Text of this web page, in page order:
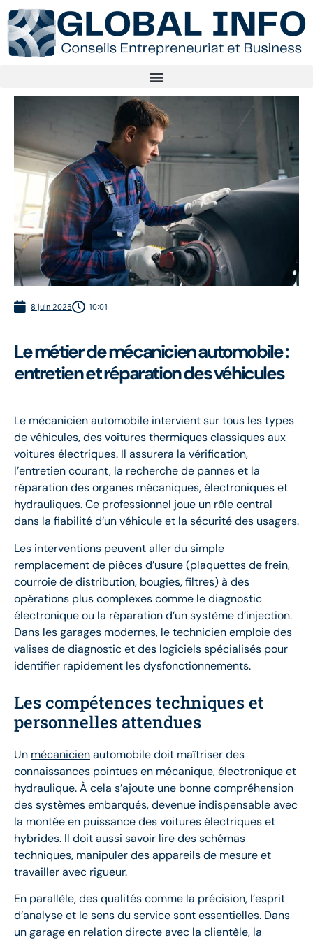
8 juin 2025 10:01
Le métier de mécanicien automobile :
entretien et réparation des véhicules
Le mécanicien automobile intervient sur tous les types
de véhicules, des voitures thermiques classiques aux
voitures électriques. Il assurera la vérification,
l’entretien courant, la recherche de pannes et la
réparation des organes mécaniques, électroniques et
hydrauliques. Ce professionnel joue un rôle central
dans la fiabilité d’un véhicule et la sécurité des usagers.
Les interventions peuvent aller du simple
remplacement de pièces d’usure (plaquettes de frein,
courroie de distribution, bougies, filtres) à des
opérations plus complexes comme le diagnostic
électronique ou la réparation d’un système d’injection.
Dans les garages modernes, le technicien emploie des
valises de diagnostic et des logiciels spécialisés pour
identifier rapidement les dysfonctionnements.
Les compétences techniques et
personnelles attendues
Un mécanicienautomobile doit maîtriser des
connaissances pointues en mécanique, électronique et
hydraulique. À cela s’ajoute une bonne compréhension
des systèmes embarqués, devenue indispensable avec
la montée en puissance des voitures électriques et
hybrides. Il doit aussi savoir lire des schémas
techniques, manipuler des appareils de mesure et
travailler avec rigueur.
En parallèle, des qualités comme la précision, l’esprit
d’analyse et le sens du service sont essentielles. Dans
un garage en relation directe avec la clientèle, la